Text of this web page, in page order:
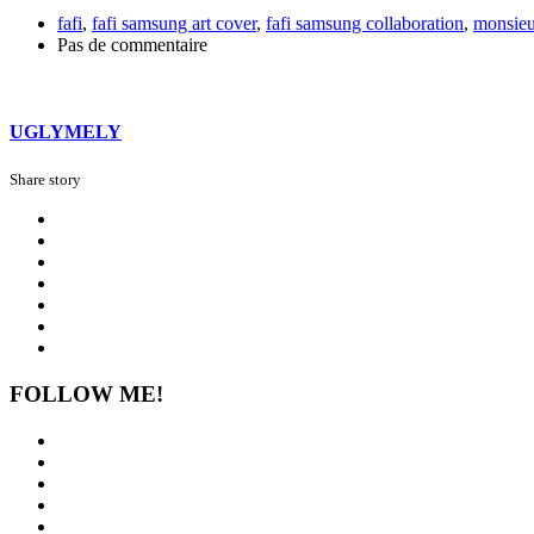
fafi, fafi samsung art cover, fafi samsung collaboration,
Pas de commentaire
UGLYMELY
Share story
FOLLOW ME!